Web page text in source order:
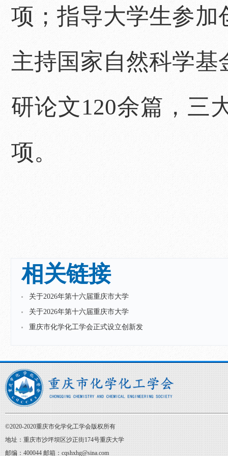
项；指导大学生参加
主持国家自然科学基
研论文120余篇，三
项。
相关链接
关于2026年第十六届重庆市大学
关于2026年第十六届重庆市大学
重庆市化学化工学会正式设立创新发
©2020-2020重庆市化学化工学会版权所有
地址：重庆市沙坪坝区沙正街174号重庆大学
邮编：400044 邮箱：cqshxhg@sina.com